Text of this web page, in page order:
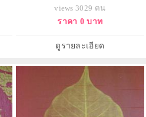
views 3029 คน
ราคา 0 บาท
ดูรายละเอียด